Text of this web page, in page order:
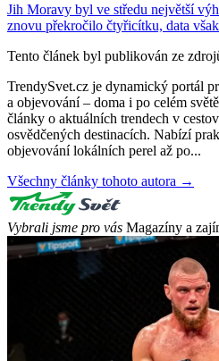
Jih Moravy byl ve středu největší
znovu překročilo čtyřicítku, data
Tento článek byl publikován ze
TrendySvet.cz je dynamický portál
a objevování – doma i po celém
články o aktuálních trendech v
osvědčených destinacích. Nabízí
objevování lokálních perel až po...
Všechny články tohoto autora →
Vybrali jsme pro vás Magazíny a